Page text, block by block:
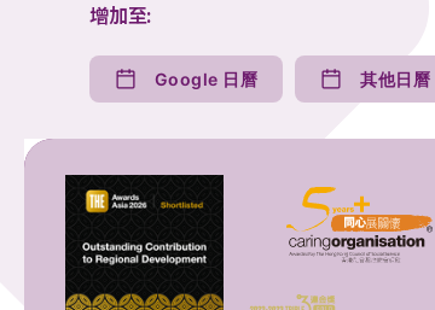
增加至:
Google 日曆